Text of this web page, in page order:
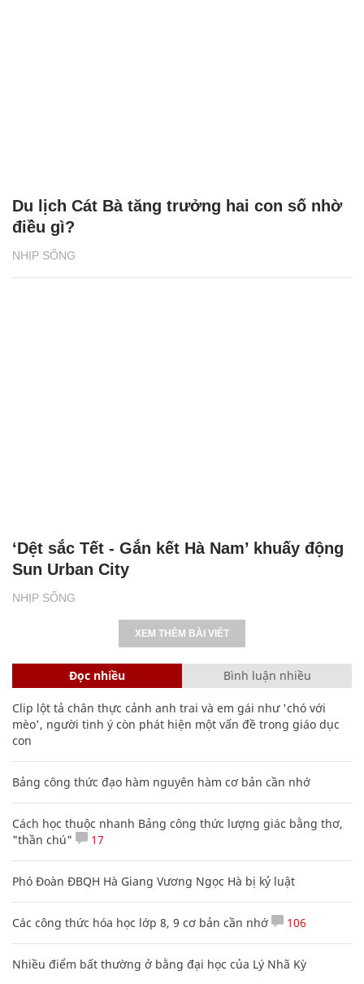
NHỊP SỐNG
Du lịch Cát Bà tăng trưởng hai con số nhờ
điều gì?
NHỊP SỐNG
‘Dệt sắc Tết - Gắn kết Hà Nam’ khuấy động
Sun Urban City
XEM THÊM BÀI VIẾT
Đọc nhiều Bình luận nhiều
Clip lột tả chân thực cảnh anh trai và em gái như 'chó với
mèo', người tinh ý còn phát hiện một vấn đề trong giáo dục
con
Bảng công thức đạo hàm nguyên hàm cơ bản cần nhớ
Cách học thuộc nhanh Bảng công thức lượng giác bằng thơ,
"thần chú"
17
Phó Đoàn ĐBQH Hà Giang Vương Ngọc Hà bị kỷ luật
Các công thức hóa học lớp 8, 9 cơ bản cần nhớ 106
Nhiều điểm bất thường ở bằng đại học của Lý Nhã Kỳ